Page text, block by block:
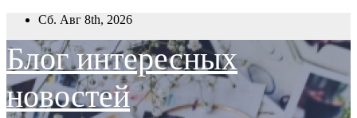
Перейти
содержимому
Сб. Авг 8th, 2026
Блог интересных
новостей